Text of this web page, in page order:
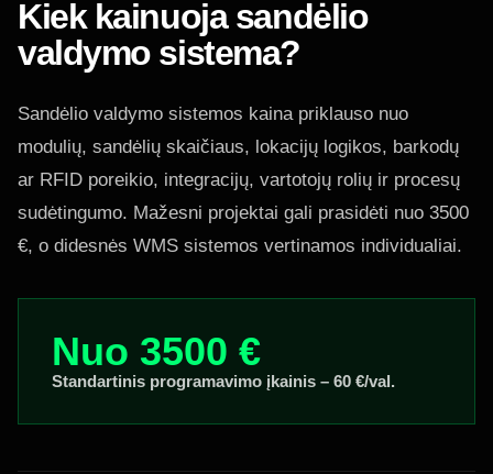
Kiek kainuoja sandėlio
valdymo sistema?
Sandėlio valdymo sistemos kaina priklauso nuo
modulių, sandėlių skaičiaus, lokacijų logikos, barkodų
ar RFID poreikio, integracijų, vartotojų rolių ir procesų
sudėtingumo. Mažesni projektai gali prasidėti nuo 3500
€, o didesnės WMS sistemos vertinamos individualiai.
Nuo 3500 €
Standartinis programavimo įkainis – 60 €/val.